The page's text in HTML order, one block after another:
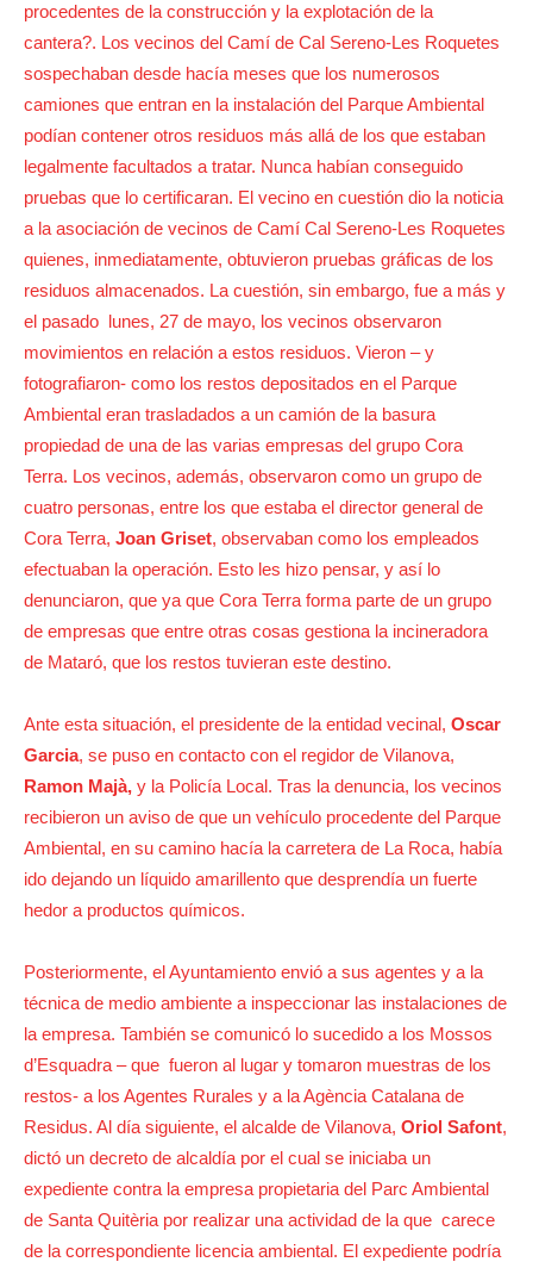
procedentes de la construcción y la explotación de la
cantera?. Los vecinos del Camí de Cal Sereno-Les Roquetes
sospechaban desde hacía meses que los numerosos
camiones que entran en la instalación del Parque Ambiental
podían contener otros residuos más allá de los que estaban
legalmente facultados a tratar. Nunca habían conseguido
pruebas que lo certificaran. El vecino en cuestión dio la noticia
a la asociación de vecinos de Camí Cal Sereno-Les Roquetes
quienes, inmediatamente, obtuvieron pruebas gráficas de los
residuos almacenados. La cuestión, sin embargo, fue a más y
el pasado lunes, 27 de mayo, los vecinos observaron
movimientos en relación a estos residuos. Vieron – y
fotografiaron- como los restos depositados en el Parque
Ambiental eran trasladados a un camión de la basura
propiedad de una de las varias empresas del grupo Cora
Terra. Los vecinos, además, observaron como un grupo de
cuatro personas, entre los que estaba el director general de
Cora Terra, Joan Griset, observaban como los empleados
efectuaban la operación. Esto les hizo pensar, y así lo
denunciaron, que ya que Cora Terra forma parte de un grupo
de empresas que entre otras cosas gestiona la incineradora
de Mataró, que los restos tuvieran este destino.
Ante esta situación, el presidente de la entidad vecinal, Oscar
Garcia, se puso en contacto con el regidor de Vilanova,
Ramon Majà, y la Policía Local. Tras la denuncia, los vecinos
recibieron un aviso de que un vehículo procedente del Parque
Ambiental, en su camino hacía la carretera de La Roca, había
ido dejando un líquido amarillento que desprendía un fuerte
hedor a productos químicos.
Posteriormente, el Ayuntamiento envió a sus agentes y a la
técnica de medio ambiente a inspeccionar las instalaciones de
la empresa. También se comunicó lo sucedido a los Mossos
d’Esquadra – que fueron al lugar y tomaron muestras de los
restos- a los Agentes Rurales y a la Agència Catalana de
Residus. Al día siguiente, el alcalde de Vilanova, Oriol Safont,
dictó un decreto de alcaldía por el cual se iniciaba un
expediente contra la empresa propietaria del Parc Ambiental
de Santa Quitèria por realizar una actividad de la que carece
de la correspondiente licencia ambiental. El expediente podría